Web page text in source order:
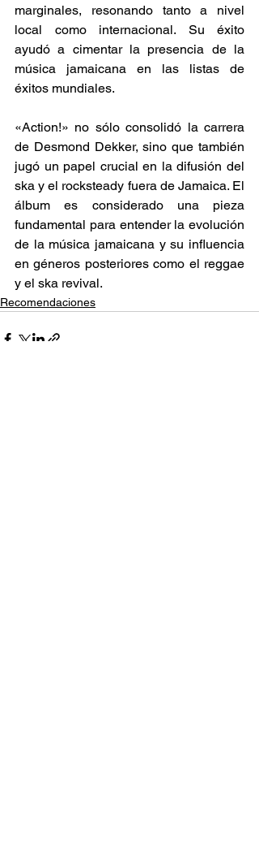
marginales, resonando tanto a nivel
local como internacional. Su éxito
ayudó a cimentar la presencia de la
música jamaicana en las listas de
éxitos mundiales.​
«Action!» no sólo consolidó la carrera
de Desmond Dekker, sino que también
jugó un papel crucial en la difusión del
ska y el rocksteady fuera de Jamaica. El
álbum es considerado una pieza
fundamental para entender la evolución
de la música jamaicana y su influencia
en géneros posteriores como el reggae
y el ska revival.
Recomendaciones